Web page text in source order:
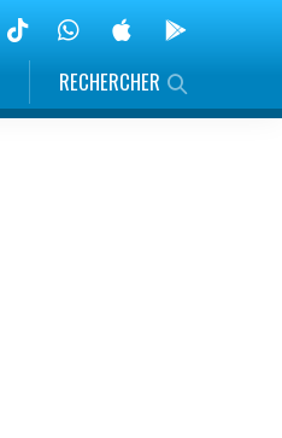
RECHERCHER